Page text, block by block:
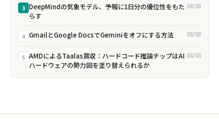
3 DeepMindの気象モデル、予報に1日分の優位性をもた
らす
08/08
4 GmailとGoogle DocsでGeminiをオフにする方法 08/08
5 AMDによるTaalas買収：ハードコード推論チップはAI
ハードウェアの勢力図を塗り替えられるか
08/08